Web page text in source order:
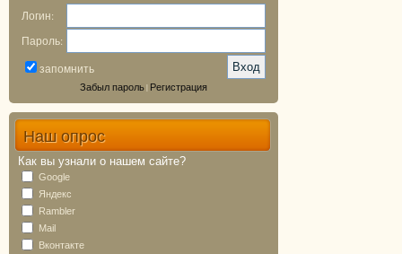
Логин:
Пароль:
запомнить
Забыл пароль| Регистрация
Наш опрос
Как вы узнали о нашем сайте?
Google
Яндекс
Rambler
Mail
Вконтакте